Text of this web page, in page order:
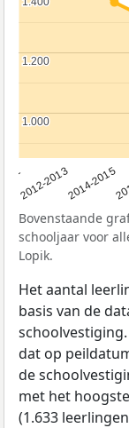
2012-20132014-2015
1.000
1.000
1.200
1.200
Bovenstaande
schooljaar voor
Lopik.
Het aantal
basis van de
dat op
de
met het
(1.633